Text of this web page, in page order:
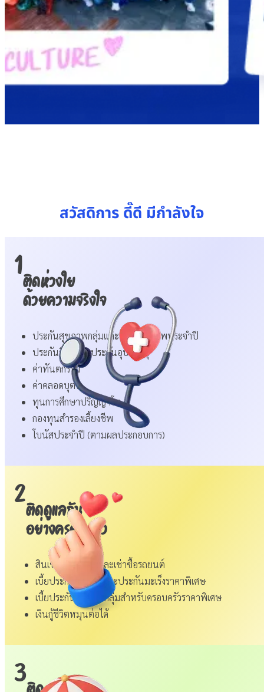
สวัสดิการ ดี๊ดี มีกำลังใจ
1
ติดห่วงใย
ด้วยความจริงใจ
ประกันสุขภาพกลุ่มและตรวจสุขภาพประจำปี
ประกันชีวิตและประกันอุบัติเหตุ
ค่าทันตกรรม
ค่าคลอดบุตร
ทุนการศึกษาปริญญาโท
กองทุนสำรองเลี้ยงชีพ
โบนัสประจำปี (ตามผลประกอบการ)
2
ติดดูแลกัน
อย่างครอบครัว
สินเชื่อที่อยู่อาศัยและเช่าซื้อรถยนต์
เบี้ยประกันรถยนต์และประกันมะเร็งราคาพิเศษ
เบี้ยประกันสุขภาพกลุ่มสำหรับครอบครัวราคาพิเศษ
เงินกู้ชีวิตหมุนต่อได้
3